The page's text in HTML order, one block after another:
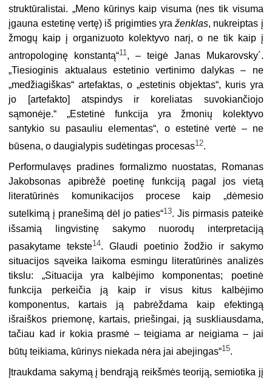
struktūralistai. „Meno kūrinys kaip visuma (nes tik visuma
įgauna estetinę vertę) iš prigimties yraženklas, nukreiptas į
žmogų kaip į organizuoto kolektyvo narį, o ne tik kaip į
antropologinę konstantą“11 , – teigė Janas Mukarovsky´.
„Tiesioginis aktualaus estetinio vertinimo dalykas – ne
„medžiagiškas“ artefaktas, o „estetinis objektas“, kuris yra
jo [artefakto] atspindys ir koreliatas suvokiančiojo
sąmonėje.“ „Estetinė funkcija yra žmonių kolektyvo
santykio su pasauliu elementas“, o estetinė vertė – ne
būsena, o daugialypis sudėtingas procesas12.
Performulavęs pradines formalizmo nuostatas, Romanas
Jakobsonas apibrėžė poetinę funkciją pagal jos vietą
literatūrinės komunikacijos procese kaip „dėmesio
sutelkimą į pranešimą dėl jo paties“13. Jis pirmasis pateikė
išsamią lingvistinę sakymo nuorodų interpretaciją
pasakytame tekste14. Glaudi poetinio žodžio ir sakymo
situacijos sąveika laikoma esmingu literatūrinės analizės
tikslu: „Situacija yra kalbėjimo komponentas; poetinė
funkcija perkeičia ją kaip ir visus kitus kalbėjimo
komponentus, kartais ją pabrėždama kaip efektingą
išraiškos priemonę, kartais, priešingai, ją suskliausdama,
tačiau kad ir kokia prasmė – teigiama ar neigiama – jai
būtų teikiama, kūrinys niekada nėra jai abejingas“15.
Įtraukdama sakymą į bendrąją reikšmės teoriją, semiotika jį